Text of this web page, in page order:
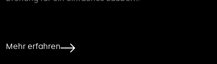
Mehr erfahren